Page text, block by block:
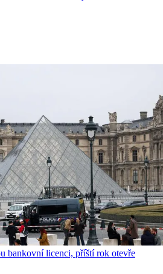
bankovní licenci, příští rok otevře